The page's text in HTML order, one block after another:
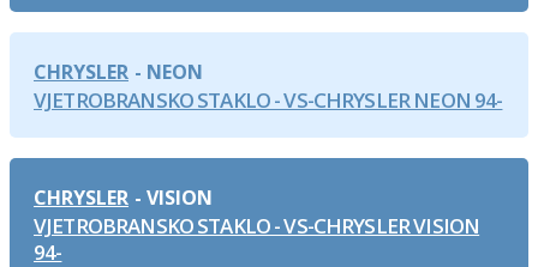
CHRYSLER
VJETROBRANSKO STAKLO - VS-CHRYSLER NEON 94-
NEON
CHRYSLER
VJETROBRANSKO STAKLO - VS-CHRYSLER VISION
94-
VISION